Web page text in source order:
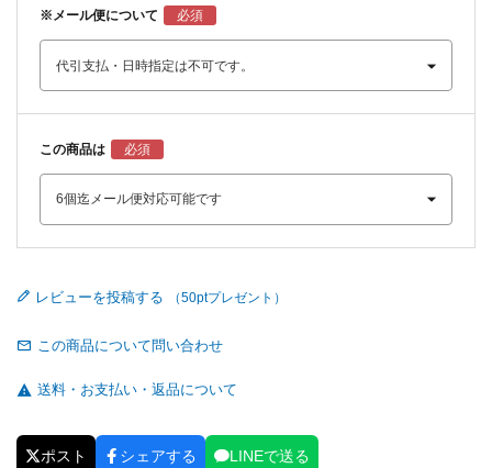
※メール便について
この商品は
レビューを投稿する
この商品について問い合わせ
送料・お支払い・返品について
ポスト シェアする LINEで送る